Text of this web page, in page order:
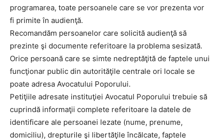
programarea, toate persoanele care se vor prezenta vor
fi primite în audienţă.
Recomandăm persoanelor care solicită audienţă să
prezinte şi documente referitoare la problema sesizată.
Orice persoană care se simte nedreptăţită de faptele unui
funcţionar public din autorităţile centrale ori locale se
poate adresa Avocatului Poporului.
Petiţiile adresate instituţiei Avocatul Poporului trebuie să
cuprindă informaţii complete referitoare la datele de
identificare ale persoanei lezate (nume, prenume,
domiciliu), drepturile şi libertăţile încălcate, faptele